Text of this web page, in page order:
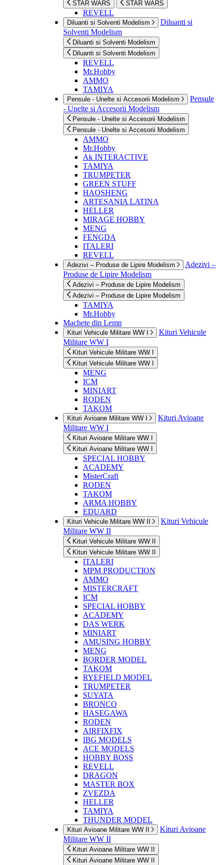
STAR WARS STAR WARS
REVELL
Diluanti si Solventi Modelism
Diluanti si
Solventi Modelism
Diluanti si Solventi Modelism
Diluanti si Solventi Modelism
REVELL
Mr.Hobby
AMMO
TAMIYA
Pensule - Unelte si Accesorii Modelism
Pensule
- Unelte si Accesorii Modelism
Pensule - Unelte si Accesorii Modelism
Pensule - Unelte si Accesorii Modelism
AMMO
Mr.Hobby
Ak INTERACTIVE
TAMIYA
TRUMPETER
GREEN STUFF
HAOSHENG
ARTESANIA LATINA
HELLER
MIRAGE HOBBY
MENG
FENGDA
ITALERI
REVELL
Adezivi – Produse de Lipire Modelism
Adezivi –
Produse de Lipire Modelism
Adezivi – Produse de Lipire Modelism
Adezivi – Produse de Lipire Modelism
TAMIYA
Mr.Hobby
Machete din Lemn
Kituri Vehicule Militare WW I
Kituri Vehicule
Militare WW I
Kituri Vehicule Militare WW I
Kituri Vehicule Militare WW I
MENG
ICM
MINIART
RODEN
TAKOM
Kituri Avioane Militare WW I
Kituri Avioane
Militare WW I
Kituri Avioane Militare WW I
Kituri Avioane Militare WW I
SPECIAL HOBBY
ACADEMY
MisterCraft
RODEN
TAKOM
ARMA HOBBY
EDUARD
Kituri Vehicule Militare WW II
Kituri Vehicule
Militare WW II
Kituri Vehicule Militare WW II
Kituri Vehicule Militare WW II
ITALERI
MPM PRODUCTION
AMMO
MISTERCRAFT
ICM
SPECIAL HOBBY
ACADEMY
DAS WERK
MINIART
AMUSING HOBBY
MENG
BORDER MODEL
TAKOM
RYEFIELD MODEL
TRUMPETER
SUYATA
BRONCO
HASEGAWA
RODEN
AIRFIXFIX
IBG MODELS
ACE MODELS
HOBBY BOSS
REVELL
DRAGON
MASTER BOX
ZVEZDA
HELLER
TAMIYA
THUNDER MODEL
Kituri Avioane Militare WW II
Kituri Avioane
Militare WW II
Kituri Avioane Militare WW II
Kituri Avioane Militare WW II